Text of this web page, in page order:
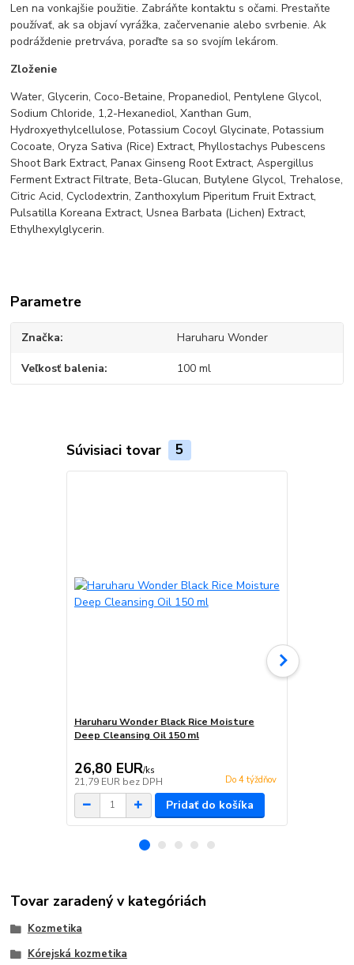
Len na vonkajšie použitie. Zabráňte kontaktu s očami. Prestaňte
používať, ak sa objaví vyrážka, začervenanie alebo svrbenie. Ak
podráždenie pretrváva, poraďte sa so svojím lekárom.
Zloženie
Water, Glycerin, Coco-Betaine, Propanediol, Pentylene Glycol,
Sodium Chloride, 1,2-Hexanediol, Xanthan Gum,
Hydroxyethylcellulose, Potassium Cocoyl Glycinate, Potassium
Cocoate, Oryza Sativa (Rice) Extract, Phyllostachys Pubescens
Shoot Bark Extract, Panax Ginseng Root Extract, Aspergillus
Ferment Extract Filtrate, Beta-Glucan, Butylene Glycol, Trehalose,
Citric Acid, Cyclodextrin, Zanthoxylum Piperitum Fruit Extract,
Pulsatilla Koreana Extract, Usnea Barbata (Lichen) Extract,
Ethylhexylglycerin.
Parametre
Značka Haruharu Wonder
Veľkosť balenia 100 ml
Súvisiaci tovar 5
Haruharu Wonder Black Rice Moisture
Deep Cleansing Oil 150 ml
26,80 EUR/ks
21,79 EUR bez DPH Do 4 týždňov
Pridať do košíka
Tovar zaradený v kategóriách
Kozmetika
Kórejská kozmetika